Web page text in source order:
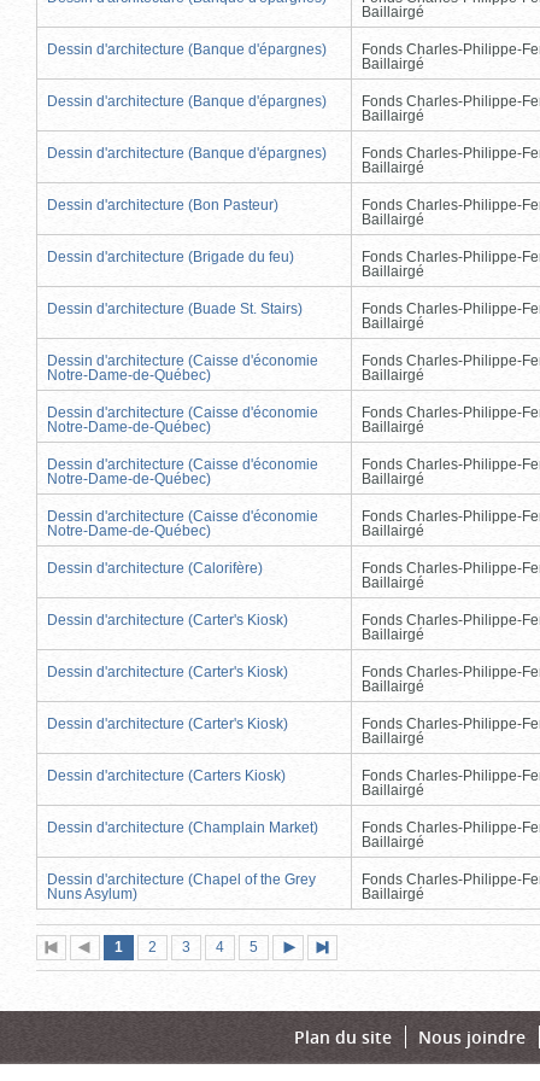
Baillairgé
Dessin d'architecture (Banque d'épargnes)
Fonds Charles-Philippe-
Baillairgé
Dessin d'architecture (Banque d'épargnes)
Fonds Charles-Philippe-
Baillairgé
Dessin d'architecture (Banque d'épargnes)
Fonds Charles-Philippe-
Baillairgé
Dessin d'architecture (Bon Pasteur)
Fonds Charles-Philippe-
Baillairgé
Dessin d'architecture (Brigade du feu)
Fonds Charles-Philippe-
Baillairgé
Dessin d'architecture (Buade St. Stairs)
Fonds Charles-Philippe-
Baillairgé
Dessin d'architecture (Caisse d'économie
Notre-Dame-de-Québec)
Fonds Charles-Philippe-
Baillairgé
Dessin d'architecture (Caisse d'économie
Notre-Dame-de-Québec)
Fonds Charles-Philippe-
Baillairgé
Dessin d'architecture (Caisse d'économie
Notre-Dame-de-Québec)
Fonds Charles-Philippe-
Baillairgé
Dessin d'architecture (Caisse d'économie
Notre-Dame-de-Québec)
Fonds Charles-Philippe-
Baillairgé
Dessin d'architecture (Calorifère)
Fonds Charles-Philippe-
Baillairgé
Dessin d'architecture (Carter's Kiosk)
Fonds Charles-Philippe-
Baillairgé
Dessin d'architecture (Carter's Kiosk)
Fonds Charles-Philippe-
Baillairgé
Dessin d'architecture (Carter's Kiosk)
Fonds Charles-Philippe-
Baillairgé
Dessin d'architecture (Carters Kiosk)
Fonds Charles-Philippe-
Baillairgé
Dessin d'architecture (Champlain Market)
Fonds Charles-Philippe-
Baillairgé
Dessin d'architecture (Chapel of the Grey
Nuns Asylum)
Fonds Charles-Philippe-
Baillairgé
Première
page
Page
précédente
Page
1 (page
actuelle)
Page
2 Page
3 Page
4 Page
5
suivante
page
Plan du site Nous joindre